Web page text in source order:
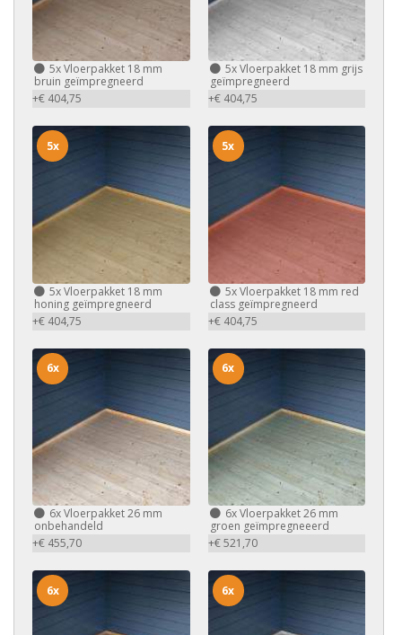
5xVloerpakket 18 mm
bruin geïmpregneerd
+€ 404,75
5xVloerpakket 18 mm grijs
geïmpregneerd
+€ 404,75
5xVloerpakket 18 mm
honing geïmpregneerd
+€ 404,75
5x
5xVloerpakket 18 mm red
class geïmpregneerd
+€ 404,75
5x
6xVloerpakket 26 mm
onbehandeld
+€ 455,70
6x
6xVloerpakket 26 mm
groen geïmpregneeerd
+€ 521,70
6x
6x 6x